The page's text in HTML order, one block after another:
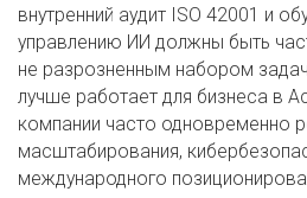
внутренний аудит ISO 42001 и
управлению ИИ должны быть
не разрозненным набором
лучше работает для бизнеса в
компании часто одновременно
масштабирования,
международного